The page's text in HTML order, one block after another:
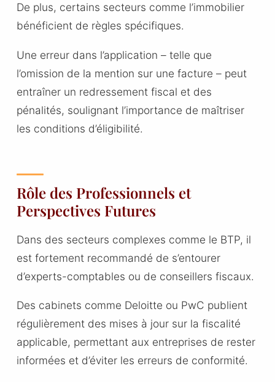
De plus, certains secteurs comme l’immobilier
bénéficient de règles spécifiques.
Une erreur dans l’application – telle que
l’omission de la mention sur une facture – peut
entraîner un redressement fiscal et des
pénalités, soulignant l’importance de maîtriser
les conditions d’éligibilité.
Rôle des Professionnels et
Perspectives Futures
Dans des secteurs complexes comme le BTP, il
est fortement recommandé de s’entourer
d’experts-comptables ou de conseillers fiscaux.
Des cabinets comme Deloitte ou PwC publient
régulièrement des mises à jour sur la fiscalité
applicable, permettant aux entreprises de rester
informées et d’éviter les erreurs de conformité.